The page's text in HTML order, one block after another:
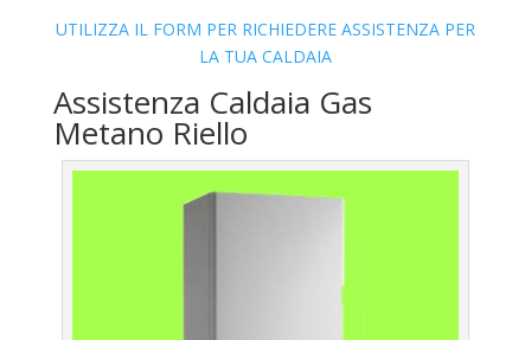
UTILIZZA IL FORM PER RICHIEDERE ASSISTENZA PER
LA TUA CALDAIA
Assistenza Caldaia Gas
Metano Riello